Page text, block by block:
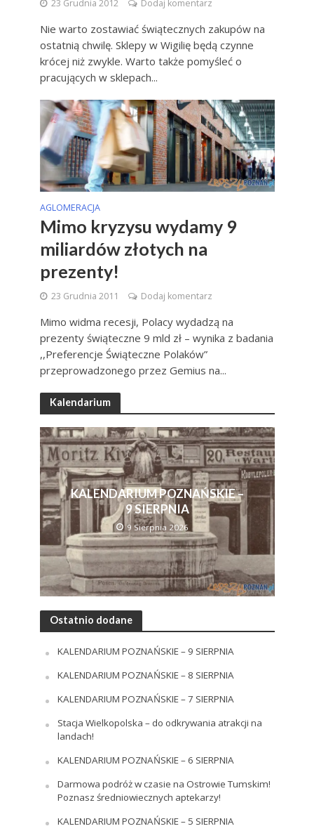
23 Grudnia 2012 Dodaj komentarz
Nie warto zostawiać świątecznych zakupów na
ostatnią chwilę. Sklepy w Wigilię będą czynne
krócej niż zwykle. Warto także pomyśleć o
pracujących w sklepach...
AGLOMERACJA
Mimo kryzysu wydamy 9
miliardów złotych na
prezenty!
23 Grudnia 2011 Dodaj komentarz
Mimo widma recesji, Polacy wydadzą na
prezenty świąteczne 9 mld zł – wynika z badania
,,Preferencje Świąteczne Polaków”
przeprowadzonego przez Gemius na...
Kalendarium
KALENDARIUM POZNAŃSKIE –
9 SIERPNIA
9 Sierpnia 2026
Ostatnio dodane
KALENDARIUM POZNAŃSKIE – 9 SIERPNIA
KALENDARIUM POZNAŃSKIE – 8 SIERPNIA
KALENDARIUM POZNAŃSKIE – 7 SIERPNIA
Stacja Wielkopolska – do odkrywania atrakcji na
landach!
KALENDARIUM POZNAŃSKIE – 6 SIERPNIA
Darmowa podróż w czasie na Ostrowie Tumskim!
Poznasz średniowiecznych aptekarzy!
KALENDARIUM POZNAŃSKIE – 5 SIERPNIA